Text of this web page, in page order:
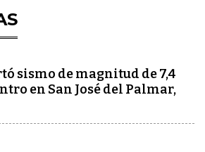
sismo de magnitud de 7,4
en San José del Palmar,